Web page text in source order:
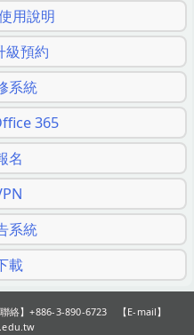
用說明
級預約
系統
365
名
系統
載
絡】+886-3-890-6723 【E-mail】